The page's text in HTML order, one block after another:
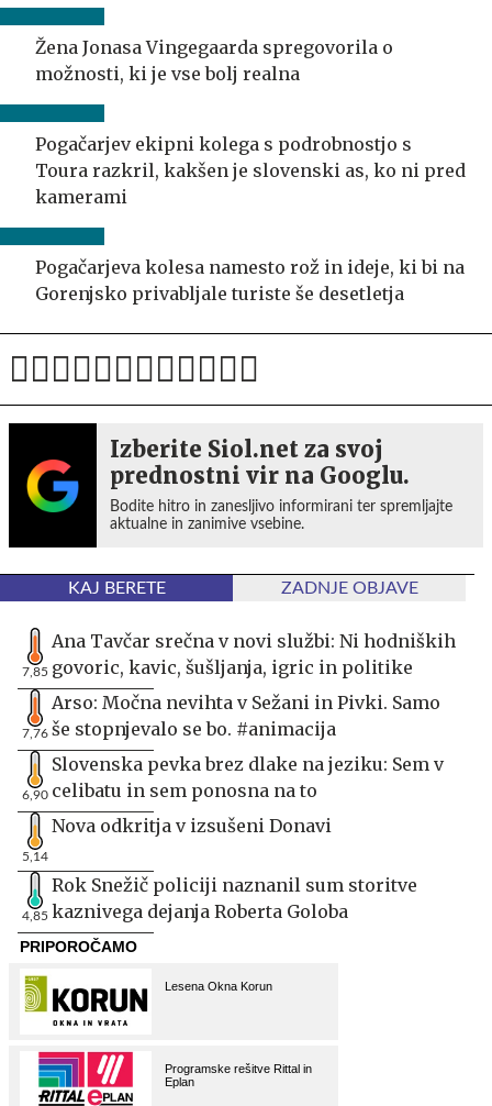
Žena Jonasa Vingegaarda spregovorila o
možnosti, ki je vse bolj realna
Pogačarjev ekipni kolega s podrobnostjo s
Toura razkril, kakšen je slovenski as, ko ni pred
kamerami
Pogačarjeva kolesa namesto rož in ideje, ki bi na
Gorenjsko privabljale turiste še desetletja
Izberite Siol.net za svoj
prednostni vir na Googlu.
Bodite hitro in zanesljivo informirani ter spremljajte
aktualne in zanimive vsebine.
KAJ BERETE ZADNJE OBJAVE
7,85
Ana Tavčar srečna v novi službi: Ni hodniških
govoric, kavic, šušljanja, igric in politike
7,76
Arso: Močna nevihta v Sežani in Pivki. Samo
še stopnjevalo se bo. #animacija
6,90
Slovenska pevka brez dlake na jeziku: Sem v
celibatu in sem ponosna na to
5,14
Nova odkritja v izsušeni Donavi
4,85
Rok Snežič policiji naznanil sum storitve
kaznivega dejanja Roberta Goloba